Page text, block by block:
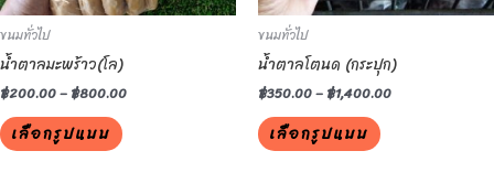
ขนมทั่วไป
น้ำตาลมะพร้าว(โล)
฿200.00–฿800.00
เลือกรูปแบบ
be
on
the
product
page
ขนมทั่วไป
น้ำตาลโตนด (กระปุก)
฿350.00–฿1,400.00
เลือกรูปแบบ
be
on
the
product
page